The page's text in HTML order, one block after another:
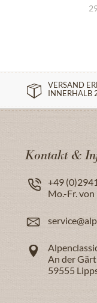
VERSAND
INNERHALB
Kontakt &
+49
Mo.-Fr.
An der
59555